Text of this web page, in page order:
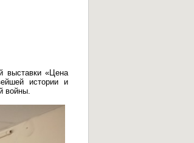
выставки «Цена
истории и
войны.